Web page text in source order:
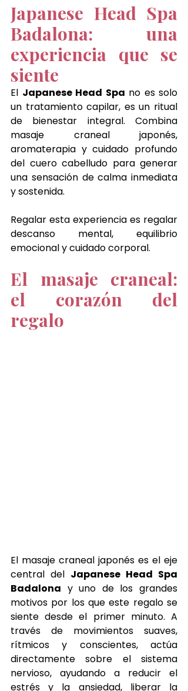
Japanese Head Spa
Badalona: una
experiencia que se
siente
El Japanese Head Spa no es solo
un tratamiento capilar, es un ritual
de bienestar integral. Combina
masaje craneal japonés,
aromaterapia y cuidado profundo
del cuero cabelludo para generar
una sensación de calma inmediata
y sostenida.
Regalar esta experiencia es regalar
descanso mental, equilibrio
emocional y cuidado corporal.
El masaje craneal:
el corazón del
regalo
El masaje craneal japonés es el eje
central del
Badalona y uno de los grandes
motivos por los que este regalo se
siente desde el primer minuto. A
través de movimientos suaves,
rítmicos y conscientes, actúa
directamente sobre el sistema
nervioso, ayudando a reducir el
estrés y la ansiedad, liberar la